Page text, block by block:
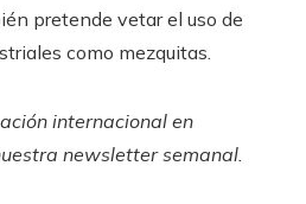
pretende vetar el uso de
como mezquitas.
internacional en
newsletter semanal.